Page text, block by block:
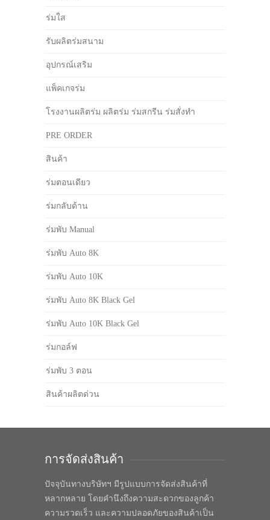
ร่มใส
รับผลิตร่มสนาม
อุปกรณ์เสริม
แพ็คเกจร่ม
โรงงานผลิตร่ม ผลิตร่ม ร่มสกรีน ร่มสั่งทำ
PRE ORDER
สินค้า
ร่มตอนเดียว
ร่มกลับด้าน
ร่มพับ Manual
ร่มพับ Auto 8K
ร่มพับ Auto 10K
ร่มพับ Auto 8K Black Gel
ร่มพับ Auto 10K Black Gel
ร่มกอล์ฟ
ร่มพับ 3 ตอน
สินค้าผลิตด่วน
การจัดส่งสินค้า
ปัจจุบันทางบริษัทฯ มีรูปแบบการจัดส่งสินค้าที่
หลากหลาย โดยคำนึงถึงความสะดวกของลูกค้า
ความรวดเร็ว และความปลอดภัยของสินค้าเป็น